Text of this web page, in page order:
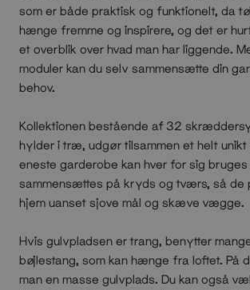
som er både praktisk og funktionelt, da
hænge fremme og inspirere, og det er
et overblik over hvad man har liggende.
moduler kan du selv sammensætte din
behov.
Kollektionen bestående af 32
hylder i træ, udgør tilsammen et helt unikt
eneste garderobe kan hver for sig
sammensættes på kryds og tværs, så de
hjem uanset sjove mål og skæve vægge.
Hvis gulvpladsen er trang, benytter
bøjlestang, som kan hænge fra loftet. På
man en masse gulvplads. Du kan også